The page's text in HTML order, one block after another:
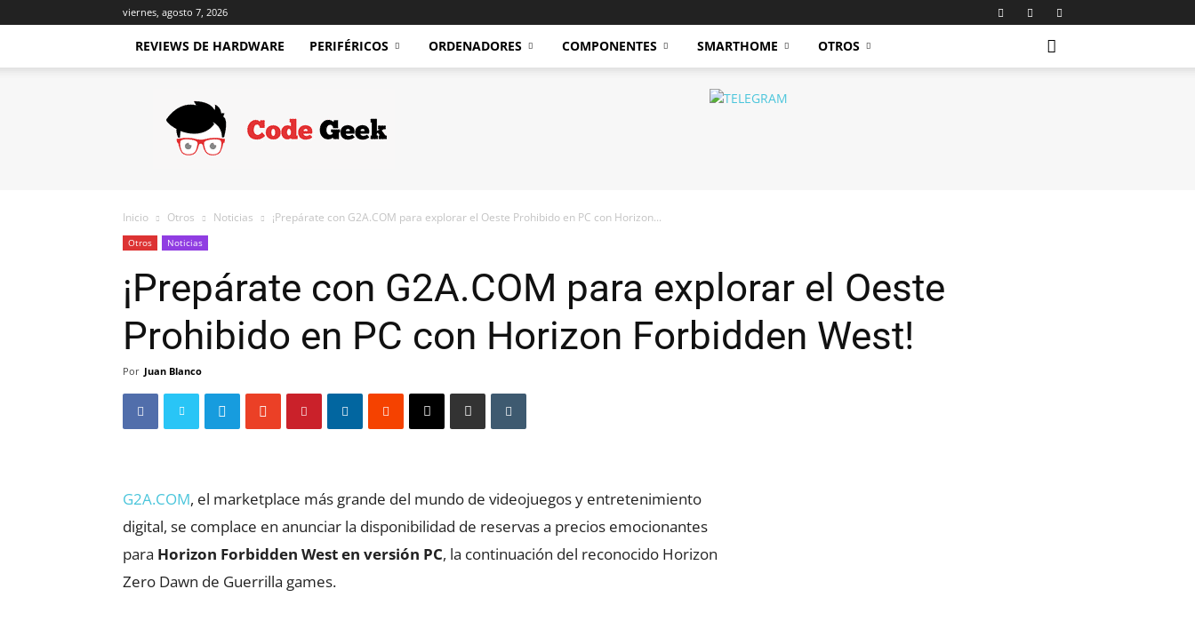
viernes, agosto 7, 2026
REVIEWS DE HARDWARE PERIFÉRICOS ORDENADORES COMPONENTES SMARTHOME OTROS
Code
Geek
Inicio Otros Noticias ¡Prepárate con G2A.COM para explorar el Oeste Prohibido en PC con Horizon...
Otros Noticias
¡Prepárate con G2A.COM para explorar el Oeste
Prohibido en PC con Horizon Forbidden West!
Por Juan Blanco
G2A.COM, el marketplace más grande del mundo de videojuegos y entretenimiento
digital, se complace en anunciar la disponibilidad de reservas a precios emocionantes
para Horizon Forbidden West en versión PC, la continuación del reconocido Horizon
Zero Dawn de Guerrilla games.